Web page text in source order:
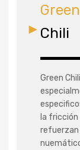
Green
Chili
Green
la
refuerzan